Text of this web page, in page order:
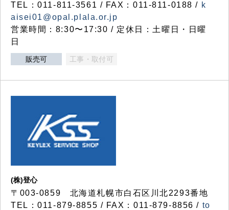
TEL：011-811-3561 / FAX：011-811-0188 / k
aisei01@opal.plala.or.jp
営業時間：8:30〜17:30 / 定休日：土曜日・日曜
日
販売可 工事・取付可
(株)登心
〒003-0859 北海道札幌市白石区川北2293番地
TEL：011-879-8855 / FAX：011-879-8856 / to